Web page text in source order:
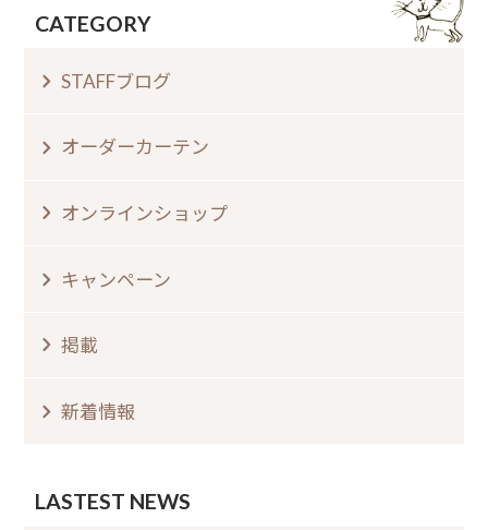
CATEGORY
STAFFブログ
オーダーカーテン
オンラインショップ
キャンペーン
掲載
新着情報
LASTEST NEWS